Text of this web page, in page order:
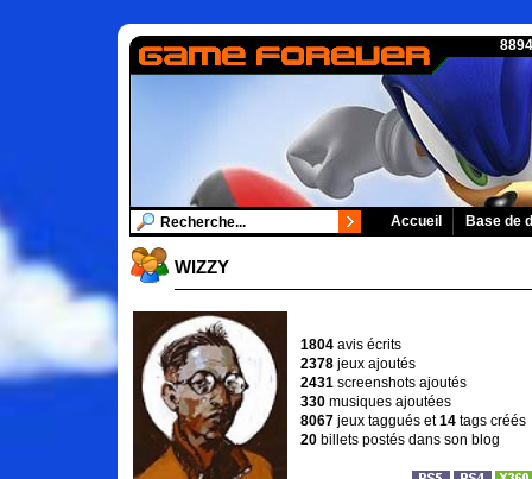
Accueil Base de
WIZZY
1804 avis écrits
2378 jeux ajoutés
2431 screenshots ajoutés
330 musiques ajoutées
8067 jeux taggués et14 tags créés
20 billets postés dans son blog